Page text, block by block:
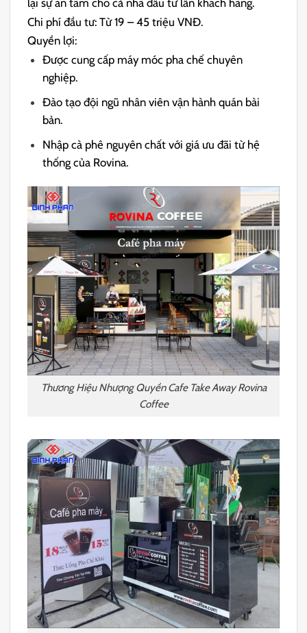
lại sự an tâm cho cả nhà đầu tư lẫn khách hàng.
Chi phí đầu tư: Từ 19 – 45 triệu VNĐ.
Quyền lợi:
Được cung cấp máy móc pha chế chuyên
nghiệp.
Đào tạo đội ngũ nhân viên vận hành quán bài
bản.
Nhập cà phê nguyên chất với giá ưu đãi từ hệ
thống của Rovina.
Thương Hiệu Nhượng Quyền Cafe Take Away Rovina
Coffee